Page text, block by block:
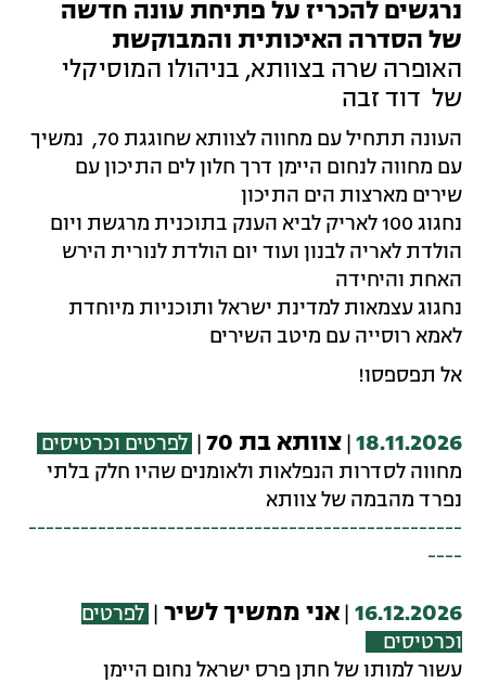
נרגשים להכריז על פתיחת עונה חדשה
של הסדרה האיכותית והמבוקשת
האופרה שרה בצוותא, בניהולו המוסיקלי
של דוד זבה
העונה תתחיל עם מחווה לצוותא שחוגגת 70, נמשיך
עם מחווה לנחום היימן דרך חלון לים התיכון עם
שירים מארצות הים התיכון
נחגוג 100 לאריק לביא הענק בתוכנית מרגשת ויום
הולדת לאריה לבנון ועוד יום הולדת לנורית הירש
האחת והיחידה
נחגוג עצמאות למדינת ישראל ותוכניות מיוחדת
לאמא רוסייה עם מיטב השירים
אל תפספסו!
18.11.2026
|צוותא בת 70
לפרטים וכרטיסים
מחווה לסדרות הנפלאות ולאומנים שהיו חלק בלתי
נפרד מהבמה של צוותא
--------------------------------------------------
----
16.12.2026
|אני ממשיך לשיר
לפרטים
וכרטיסים
עשור למותו של חתן פרס ישראל נחום היימן